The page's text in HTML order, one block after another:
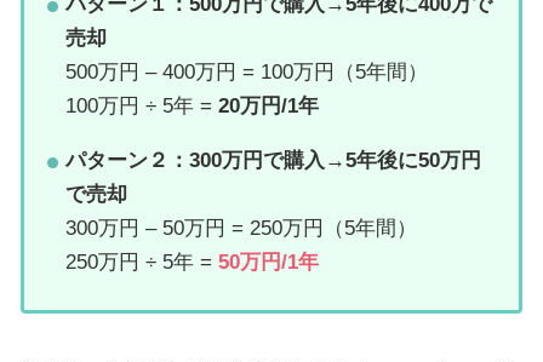
売却
500万円 – 400万円 = 100万円（5年間）
100万円 ÷ 5年 = 20万円/1年
パターン２：300万円で購入→5年後に50万円
で売却
300万円 – 50万円 = 250万円（5年間）
250万円 ÷ 5年 = 50万円/1年